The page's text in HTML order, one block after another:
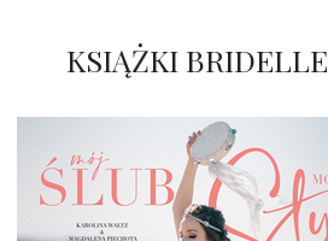
KSIĄŻKI BRIDELLE